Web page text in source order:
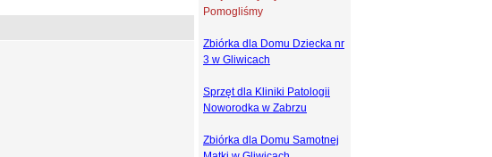
Pomogliśmy
Zbiórka dla Domu Dziecka nr
3 w Gliwicach
Sprzęt dla Kliniki Patologii
Noworodka w Zabrzu
Zbiórka dla Domu Samotnej